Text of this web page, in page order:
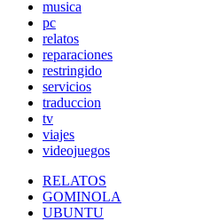
musica
pc
relatos
reparaciones
restringido
servicios
traduccion
tv
viajes
videojuegos
RELATOS
GOMINOLA
UBUNTU